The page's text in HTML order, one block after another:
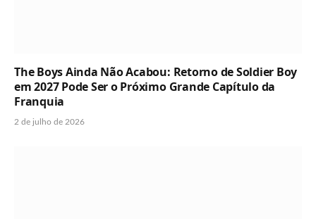
The Boys Ainda Não Acabou: Retorno de Soldier Boy
em 2027 Pode Ser o Próximo Grande Capítulo da
Franquia
2 de julho de 2026